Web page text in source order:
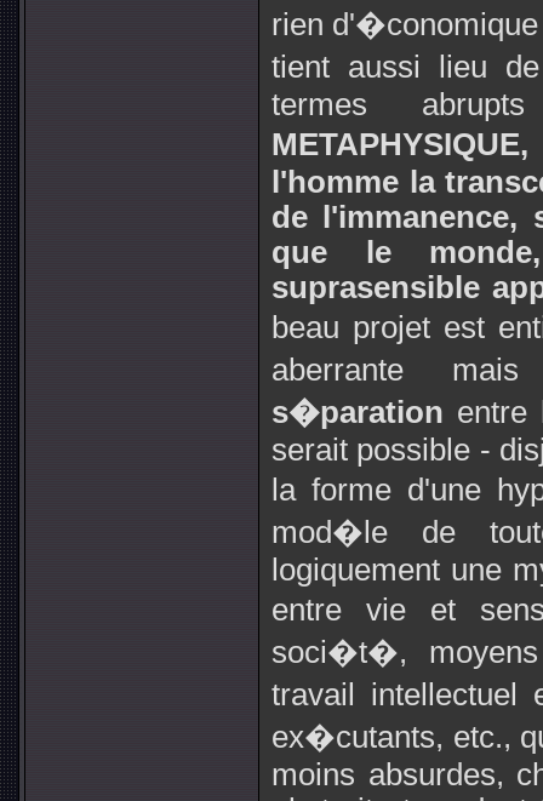
rien d'�conomique
tient aussi lieu
termes
l'homme la
de l'immanence,
que le
suprasensible
beau projet est
aberrante
s�paration entre
serait possible -
la forme d'une
mod�le de
logiquement une
entre vie et
soci�t�,
travail intellectuel
ex�cutants, etc.,
moins absurdes,